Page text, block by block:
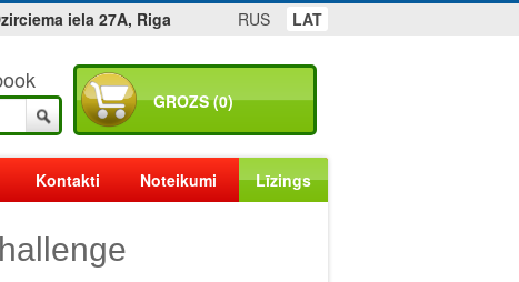
iela 27A, Riga LAT
RUS
GROZS (0)
Kontakti Noteikumi Līzings